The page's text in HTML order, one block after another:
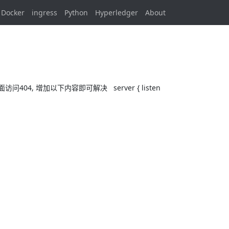
Docker ingress Python Hyperledger About
访问404, 增加以下内容即可解决 server { listen